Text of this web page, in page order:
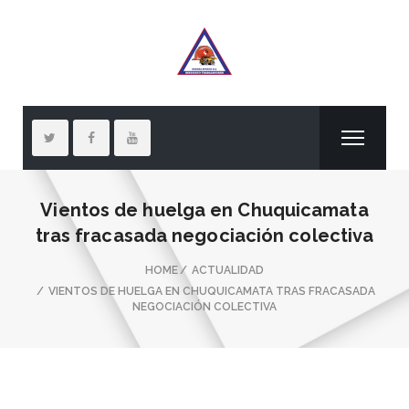
Vientos de huelga en Chuquicamata
tras fracasada negociación colectiva
HOME
ACTUALIDAD
VIENTOS DE HUELGA EN CHUQUICAMATA TRAS FRACASADA
NEGOCIACIÓN COLECTIVA